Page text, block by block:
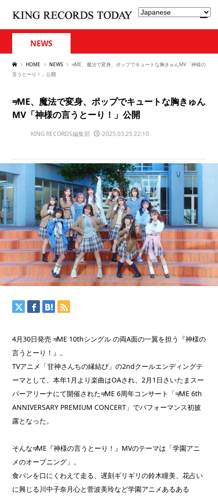
NEWS
HOME NEWS
≠ME、魔法で変身、ポップでキュートな胸きゅんMV「神様の
言うとーり！」公開
≠ME、魔法で変身、ポップでキュートな胸きゅん
MV「神様の言うとーり！」公開
KING RECORDS編集部 2025.03.25 22:10
4月30日発売 ≠ME 10thシングル の両A面の一翼を担う『神様の
言うとーり！』。
TVアニメ「甘神さんちの縁結び」の2ndクールエンディングテ
ーマとして、本年1月より楽曲はOAされ、2月1日さいたまスー
パーアリーナにて開催された≠ME 6周年コンサート「≠ME 6th
ANNIVERSARY PREMIUM CONCERT」でパフォーマンス初披
露となった。
そんな≠ME『神様の言うとーり！』MVのテーマは「学園アニ
メのオープニング」。
食パンを口にくわえて走る、遅刻ギリギリの鈴木瞳美、花占い
に興じる川中子奈月心と菅波美玲など学園アニメあるある